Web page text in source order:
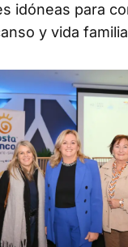
idóneas para
y vida